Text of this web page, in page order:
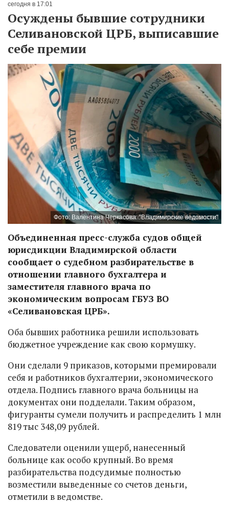
сегодня в 17:01
Осуждены бывшие сотрудники
Селивановской ЦРБ, выписавшие
себе премии
Фото: Валентина Черкасова. "Владимирские ведомости"
Объединенная пресс-служба судов общей
юрисдикции Владимирской области
сообщает о судебном разбирательстве в
отношении главного бухгалтера и
заместителя главного врача по
экономическим вопросам ГБУЗ ВО
«Селивановская ЦРБ».
Оба бывших работника решили использовать
бюджетное учреждение как свою кормушку.
Они сделали 9 приказов, которыми премировали
себя и работников бухгалтерии, экономического
отдела. Подпись главного врача больницы на
документах они подделали. Таким образом,
фигуранты сумели получить и распределить 1 млн
819 тыс 348,09 рублей.
Следователи оценили ущерб, нанесенный
больнице как особо крупный. Во время
разбирательства подсудимые полностью
возместили выведенные со счетов деньги,
отметили в ведомстве.